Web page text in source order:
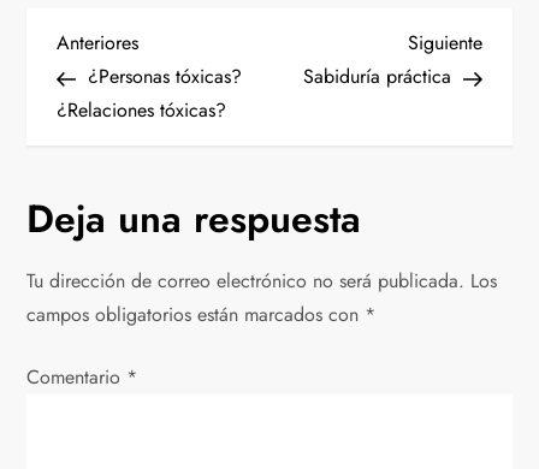
N
a
e
g
a
c
Entrada
anterior
Anteriores
¿Personas tóxicas?
¿Relaciones tóxicas?
Siguiente
Sabiduría práctica
Deja una respuesta
Tu dirección de correo electrónico no será publicada. Los
campos obligatorios están marcados con *
Comentario *